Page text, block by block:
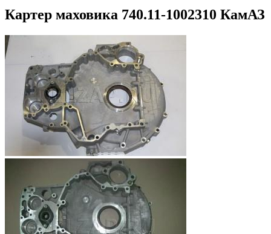
Картер маховика 740.11-1002310 КамАЗ